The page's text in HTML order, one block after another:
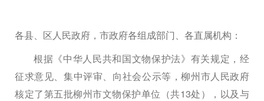
各县、区人民政府，市政府各组成部门、各直属机构：
根据《中华人民共和国文物保护法》有关规定，经
征求意见、集中评审、向社会公示等，柳州市人民政府
核定了第五批柳州市文物保护单位（共13处），以及与